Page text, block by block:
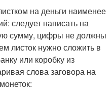
на деньги наименее
следует написать на
сумму, цифры не должны
листок нужно сложить в
или коробку из
слова заговора на